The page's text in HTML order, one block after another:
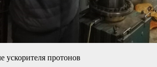
ускорителя протонов